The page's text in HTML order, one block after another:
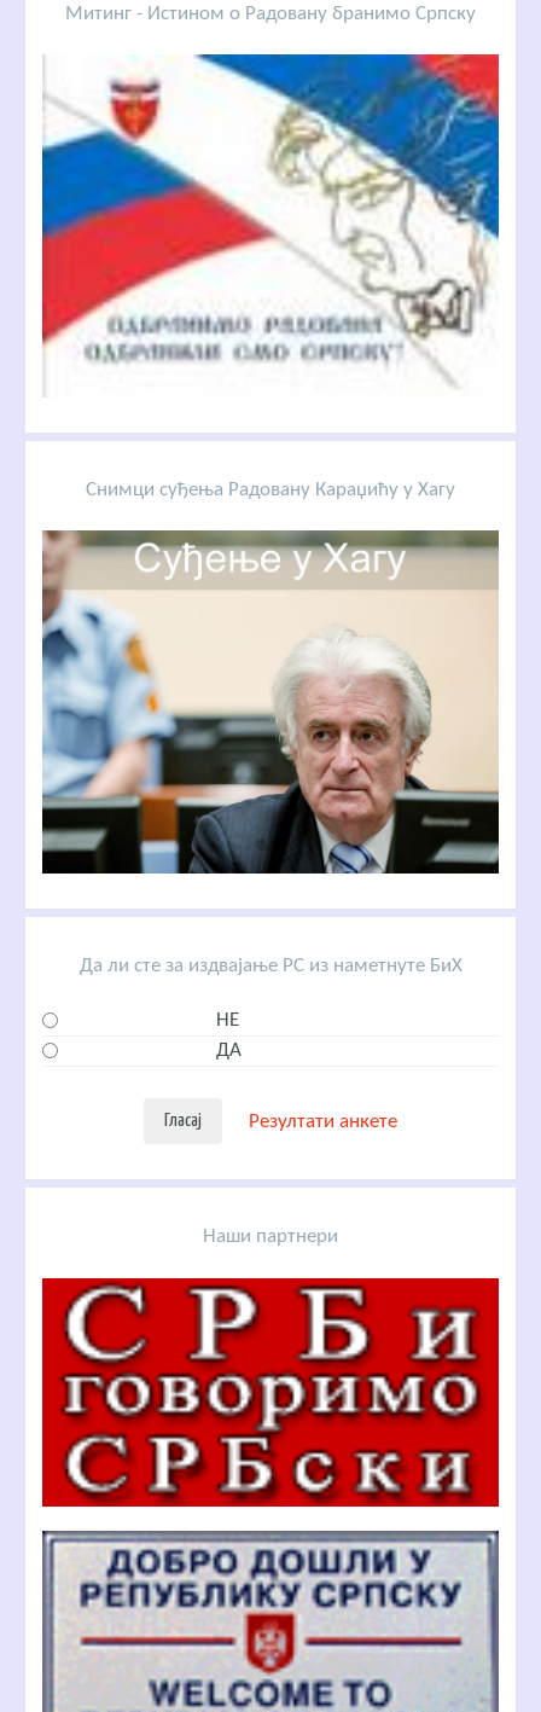
Митинг - Истином о Радовану бранимо Српску
Снимци суђења Радовану Караџићу у Хагу
Да ли сте за издвајање РС из наметнуте БиХ
НЕ
ДА
Резултати анкете
Наши партнери